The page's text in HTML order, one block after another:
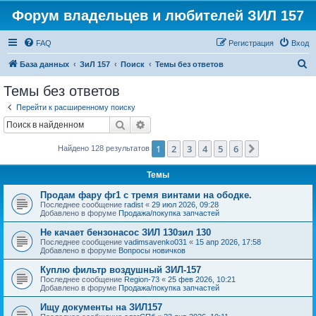
Форум владельцев и любителей ЗИЛ 157
FAQ Вход
Регистрация
База данных ЗиЛ 157 Поиск Темы без ответов
Темы без ответов
Перейти к расширенному поиску
Поиск
Найдено 128 результатов 1 2 3 4 5 6
Темы
Продам фару фг1 с тремя винтами на ободке.
Последнее сообщение radist « 29 июл 2026, 09:28
Добавлено в форуме Продажа/покупка запчастей
Не качает бензонасос ЗИЛ 130зил 130
Последнее сообщение vadimsavenko031 « 15 апр 2026, 17:58
Добавлено в форуме Вопросы новичков
Куплю фильтр воздушный ЗИЛ-157
Последнее сообщение Region-73 « 25 фев 2026, 10:21
Добавлено в форуме Продажа/покупка запчастей
Ищу документы на ЗИЛ157